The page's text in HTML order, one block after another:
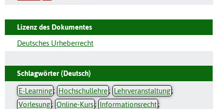
Lizenz des Dokumentes
Deutsches Urheberrecht
Schlagwörter (Deutsch)
E-Learning; Hochschullehre; Lehrveranstaltung;
Vorlesung; Online-Kurs; Informationsrecht;